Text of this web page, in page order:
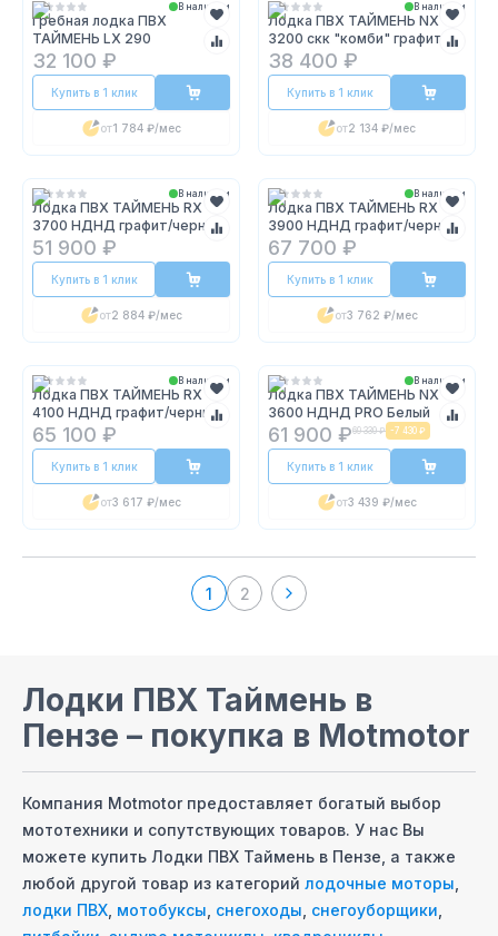
В наличии
Гребная лодка ПВХ
ТАЙМЕНЬ LX 290
32 100 ₽
Купить в 1 клик
от1 784 ₽/мес
В наличии
Лодка ПВХ ТАЙМЕНЬ NX
3200 скк "комби" графит/
черный (320 см.)
38 400 ₽
Купить в 1 клик
от2 134 ₽/мес
В наличии
Лодка ПВХ ТАЙМЕНЬ RX
3700 НДНД графит/черный
51 900 ₽
Купить в 1 клик
от2 884 ₽/мес
В наличии
Лодка ПВХ ТАЙМЕНЬ RX
3900 НДНД графит/черный
67 700 ₽
Купить в 1 клик
от3 762 ₽/мес
В наличии
Лодка ПВХ ТАЙМЕНЬ RX
4100 НДНД графит/черный
65 100 ₽
Купить в 1 клик
от3 617 ₽/мес
В наличии
Лодка ПВХ ТАЙМЕНЬ NX
3600 НДНД PRO Белый
61 900 ₽69 330 ₽ -7 430 ₽
Купить в 1 клик
от3 439 ₽/мес
1 2
Лодки ПВХ Таймень в
Пензе – покупка в Motmotor
Компания Motmotor предоставляет богатый выбор
мототехники и сопутствующих товаров. У нас Вы
можете купить Лодки ПВХ Таймень в Пензе , а также
любой другой товар из категорий лодочные моторы
лодки ПВХ мотобуксы снегоходы снегоуборщики